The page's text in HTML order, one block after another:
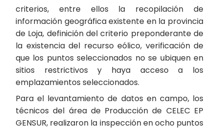
criterios, entre ellos la recopilación de
información geográfica existente en la provincia
de Loja, definición del criterio preponderante de
la existencia del recurso eólico, verificación de
que los puntos seleccionados no se ubiquen en
sitios restrictivos y haya acceso a los
emplazamientos seleccionados.
Para el levantamiento de datos en campo, los
técnicos del área de Producción de CELEC EP
GENSUR, realizaron la inspección en ocho puntos